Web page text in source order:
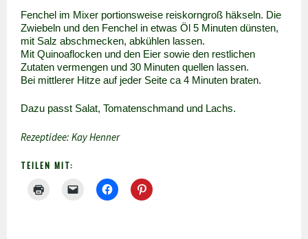
Fenchel im Mixer portionsweise reiskorngroß häkseln. Die
Zwiebeln und den Fenchel in etwas Öl 5 Minuten dünsten,
mit Salz abschmecken, abkühlen lassen.
Mit Quinoaflocken und den Eier sowie den restlichen
Zutaten vermengen und 30 Minuten quellen lassen.
Bei mittlerer Hitze auf jeder Seite ca 4 Minuten braten.
Dazu passt Salat, Tomatenschmand und Lachs.
Rezeptidee: Kay Henner
TEILEN MIT: